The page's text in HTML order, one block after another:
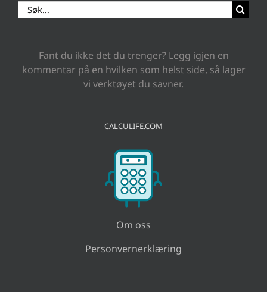
Search
for:
Fant du ikke det du trenger? Legg igjen en
kommentar på en hvilken som helst side, så lager
vi verktøyet du savner.
CALCULIFE.COM
Om oss
Personvernerklæring